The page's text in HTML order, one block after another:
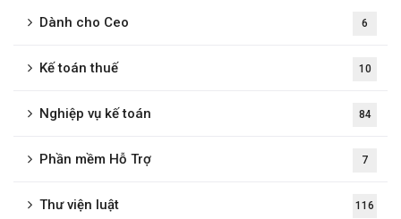
Dành cho Ceo 6
Kế toán thuế 10
Nghiệp vụ kế toán 84
Phần mềm Hỗ Trợ 7
Thư viện luật 116